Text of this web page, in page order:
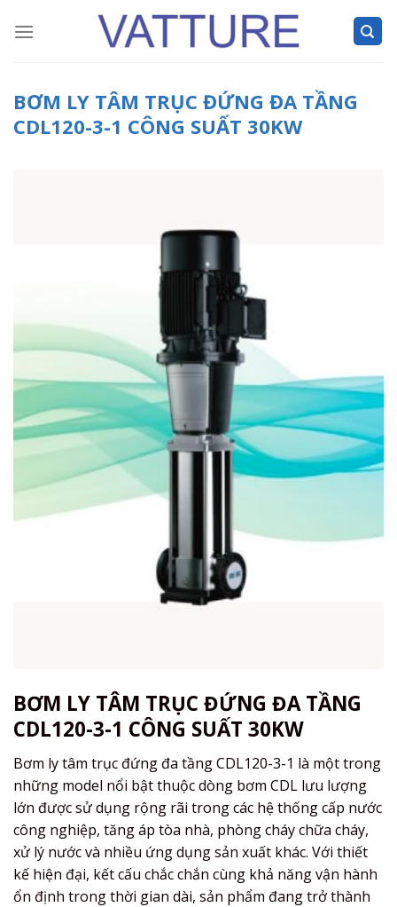
BƠM LY TÂM TRỤC ĐỨNG ĐA TẦNG
CDL120-3-1 CÔNG SUẤT 30KW
BƠM LY TÂM TRỤC ĐỨNG ĐA TẦNG
CDL120-3-1 CÔNG SUẤT 30KW
Bơm ly tâm trục đứng đa tầng CDL120-3-1 là một trong
những model nổi bật thuộc dòng bơm CDL lưu lượng
lớn được sử dụng rộng rãi trong các hệ thống cấp nước
công nghiệp, tăng áp tòa nhà, phòng cháy chữa cháy,
xử lý nước và nhiều ứng dụng sản xuất khác. Với thiết
kế hiện đại, kết cấu chắc chắn cùng khả năng vận hành
ổn định trong thời gian dài, sản phẩm đang trở thành